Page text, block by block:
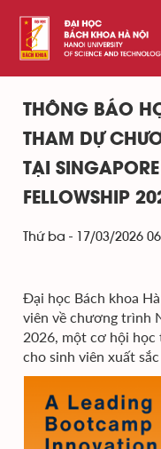
THÔNG BÁO
THAM DỰ
TẠI
FELLOWSHIP
Thứ ba - 17/03/2026
Đại học Bách khoa
viên về chương trình
2026, một cơ hội học
cho sinh viên xuất